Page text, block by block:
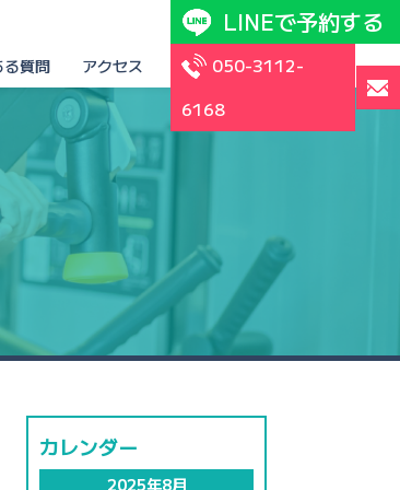
質問 アクセス
LINEで予約する
050-3112-
6168
カレンダー
2025年8月